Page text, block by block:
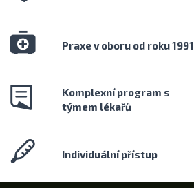
Praxe v oboru od roku 1991
Komplexní program s
týmem lékařů
Individuální přístup